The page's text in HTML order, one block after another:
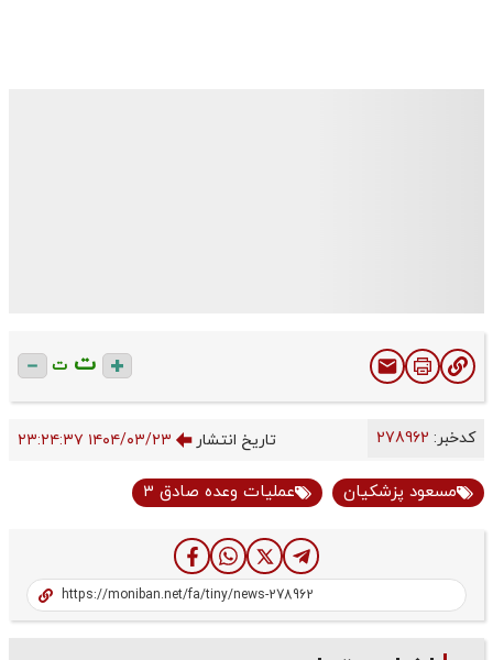
ت ت
کدخبر: تاریخ انتشار ۱۴۰۴/۰۳/۲۳ ۲۳:۲۴:۳۷
مسعود پزشکیان عملیات وعده صادق ۳